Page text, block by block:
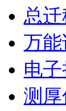
总
万
电
测厚